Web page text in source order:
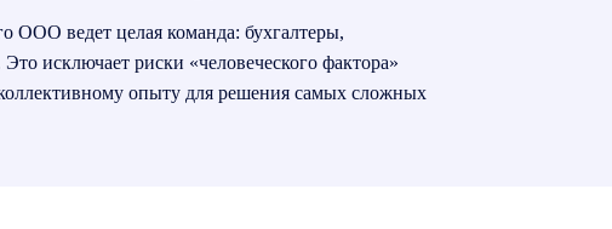
ООО ведет целая команда: бухгалтеры,
исключает риски «человеческого фактора»
опыту для решения самых сложных